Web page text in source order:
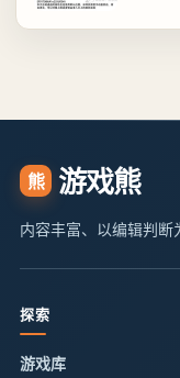
熊 游戏熊
内容丰富、以编辑判断
探索
游戏库